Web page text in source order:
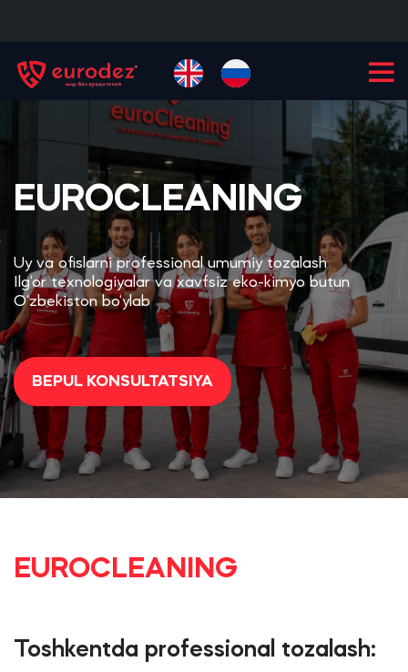
EUROCLEANING
Uy va ofislarni professional umumiy tozalash
Ilg‘or texnologiyalar va xavfsiz eko-kimyo butun
O‘zbekiston bo‘ylab
BEPUL KONSULTATSIYA
EUROCLEANING
Toshkentda professional tozalash: